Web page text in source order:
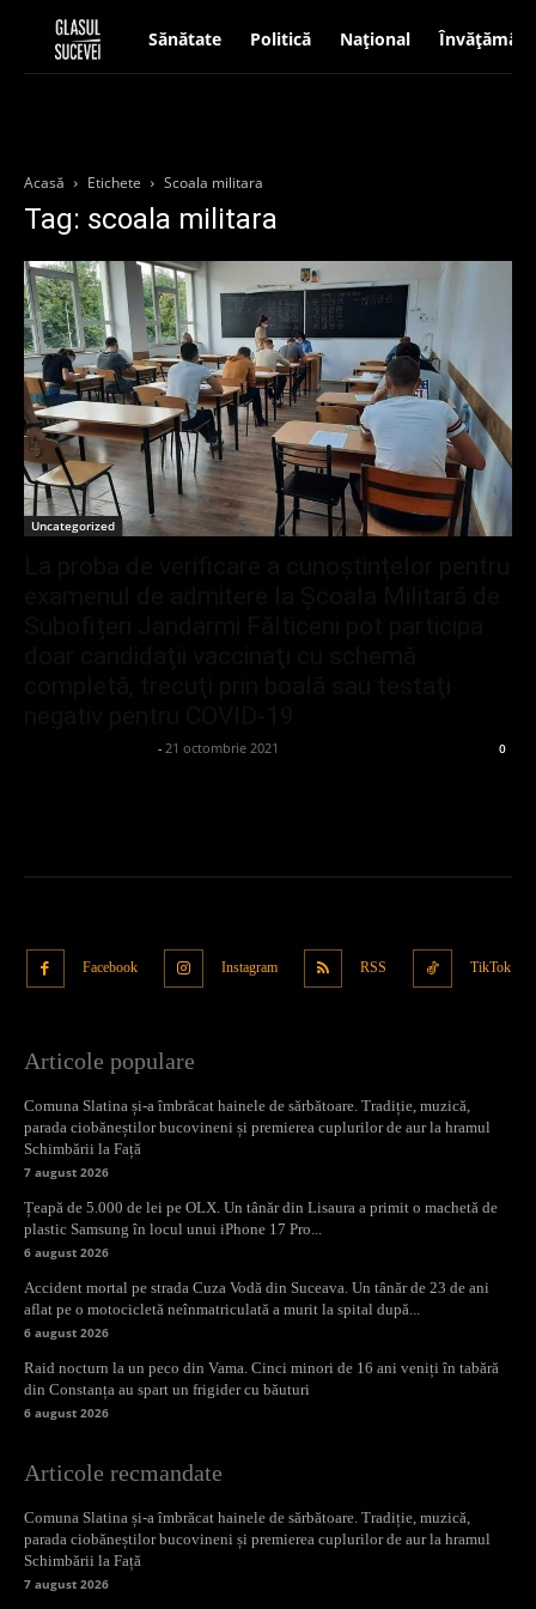
Sănătate Politică Național Învățământ
Acasă Etichete Scoala militara
Tag: scoala militara
Uncategorized
- 21 octombrie 2021 0
Facebook Instagram RSS TikTok
Articole populare
Comuna Slatina și-a îmbrăcat hainele de sărbătoare. Tradiție, muzică,
parada ciobăneștilor bucovineni și premierea cuplurilor de aur la hramul
Schimbării la Față
7 august 2026
Țeapă de 5.000 de lei pe OLX. Un tânăr din Lisaura a primit o machetă de
plastic Samsung în locul unui iPhone 17 Pro...
6 august 2026
Accident mortal pe strada Cuza Vodă din Suceava. Un tânăr de 23 de ani
aflat pe o motocicletă neînmatriculată a murit la spital după...
6 august 2026
Raid nocturn la un peco din Vama. Cinci minori de 16 ani veniți în tabără
din Constanța au spart un frigider cu băuturi
6 august 2026
Articole recmandate
Comuna Slatina și-a îmbrăcat hainele de sărbătoare. Tradiție, muzică,
parada ciobăneștilor bucovineni și premierea cuplurilor de aur la hramul
Schimbării la Față
7 august 2026